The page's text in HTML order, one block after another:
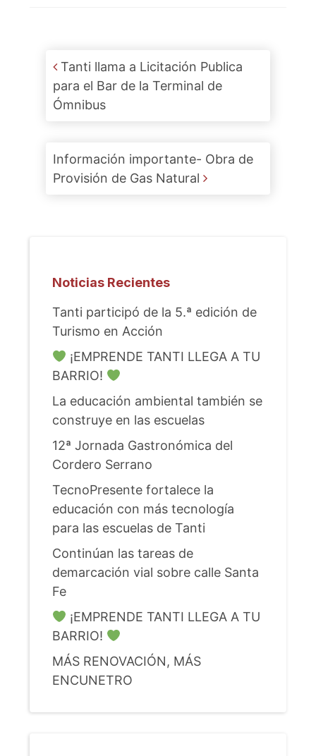
Post navigation
Tanti llama a Licitación Publica
para el Bar de la Terminal de
Ómnibus
Información importante- Obra de
Provisión de Gas Natural
Noticias Recientes
Tanti participó de la 5.ª edición de
Turismo en Acción
¡EMPRENDE TANTI LLEGA A TU
BARRIO!
La educación ambiental también se
construye en las escuelas
12ª Jornada Gastronómica del
Cordero Serrano
TecnoPresente fortalece la
educación con más tecnología
para las escuelas de Tanti
Continúan las tareas de
demarcación vial sobre calle Santa
Fe
¡EMPRENDE TANTI LLEGA A TU
BARRIO!
MÁS RENOVACIÓN, MÁS
ENCUNETRO